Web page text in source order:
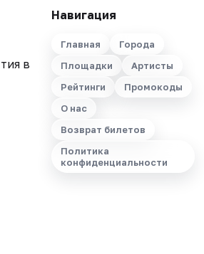
в
Навигация
Главная
Города
Площадки
Артисты
Рейтинги
Промокоды
О нас
Возврат билетов
Политика
конфиденциальности